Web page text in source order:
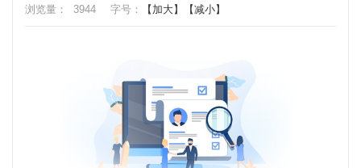
浏览量：
3944 字号： 【加大】 【减小】